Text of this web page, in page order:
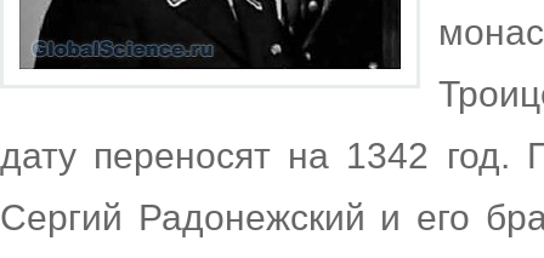
дату переносят на 1342
Сергий Радонежский и его